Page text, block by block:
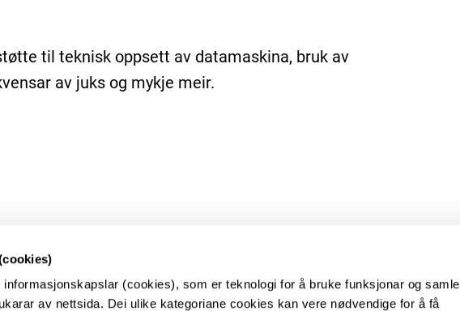
informasjonskapslar (cookies), som er teknologi for å bruke funksjonar og samle
av nettsida. Dei ulike kategoriane cookies kan vere nødvendige for å få
til teknisk oppsett av datamaskina, bruk av
av juks og mykje meir.